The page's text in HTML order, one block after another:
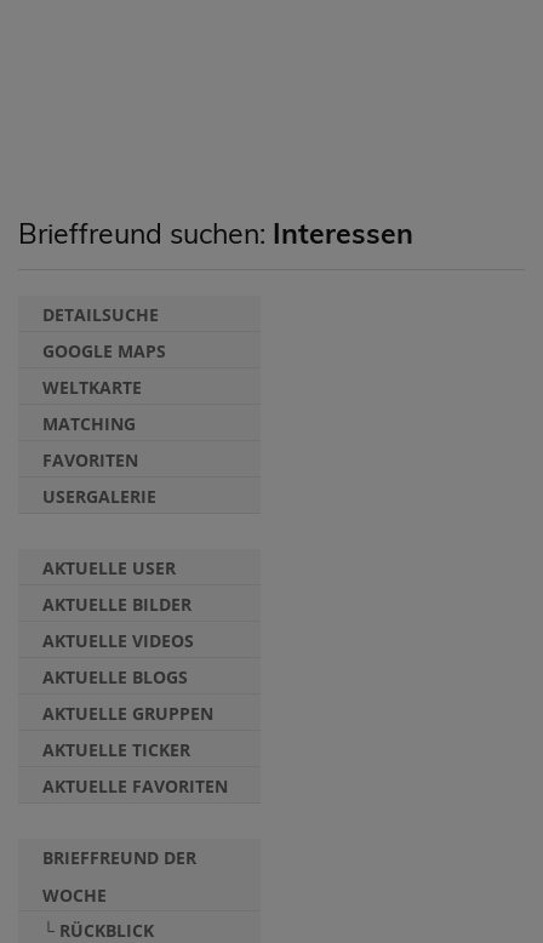
Brieffreund suchen: Interessen
DETAILSUCHE
GOOGLE MAPS
WELTKARTE
MATCHING
FAVORITEN
USERGALERIE
AKTUELLE USER
AKTUELLE BILDER
AKTUELLE VIDEOS
AKTUELLE BLOGS
AKTUELLE GRUPPEN
AKTUELLE TICKER
AKTUELLE FAVORITEN
BRIEFFREUND DER
WOCHE
└ RÜCKBLICK